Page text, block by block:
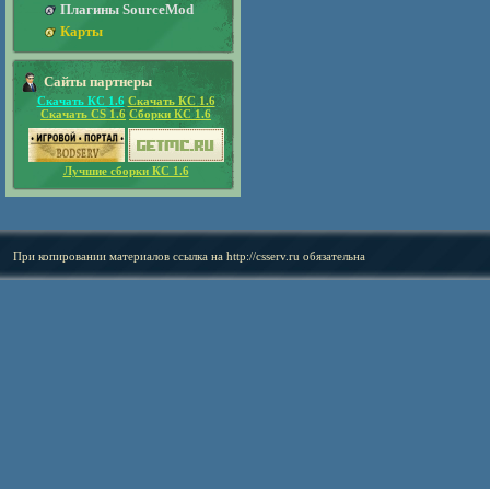
Плагины SourceMod
Карты
Сайты партнеры
Скачать КС 1.6 Скачать КС 1.6
Скачать CS 1.6 Сборки КС 1.6
Лучшие сборки КС 1.6
При копировании материалов ссылка на http://csserv.ru обязательна